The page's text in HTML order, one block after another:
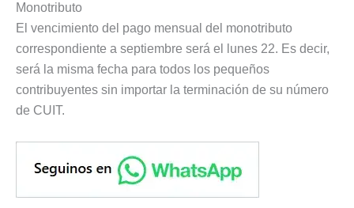
Monotributo
El vencimiento del pago mensual del monotributo
correspondiente a septiembre será el lunes 22. Es decir,
será la misma fecha para todos los pequeños
contribuyentes sin importar la terminación de su número
de CUIT.